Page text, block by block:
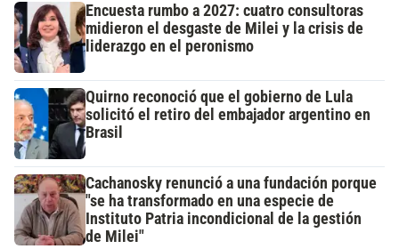
Encuesta rumbo a 2027: cuatro consultoras
midieron el desgaste de Milei y la crisis de
liderazgo en el peronismo
Quirno reconoció que el gobierno de Lula
solicitó el retiro del embajador argentino en
Brasil
Cachanosky renunció a una fundación porque
"se ha transformado en una especie de
Instituto Patria incondicional de la gestión
de Milei"